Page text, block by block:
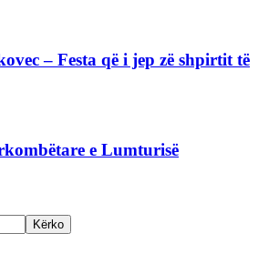
– Festa që i jep zë shpirtit të
e Lumturisë